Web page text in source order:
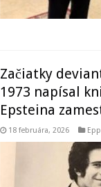
Začiatky
1973 napísal
Epsteina
18 februára, 2026